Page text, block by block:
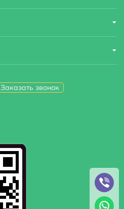
Заказать звонок